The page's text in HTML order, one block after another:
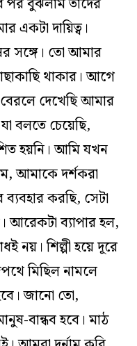
একটা দায়িত্ব।
সঙ্গে। তো আমার
থাকার। আগে
বেরলে দেখেছি আমার
বলতে চেয়েছি,
হয়নি। আমি যখন
আমাকে দর্শকরা
করছি, সেটা
আরেকটা ব্যাপার হল,
নয়। শিল্পী হয়ে দূরে
মিছিল নামলে
জানো তো,
বান্ধব হবে। মাঠ